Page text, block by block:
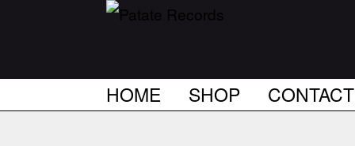
HOME SHOP CONTACT